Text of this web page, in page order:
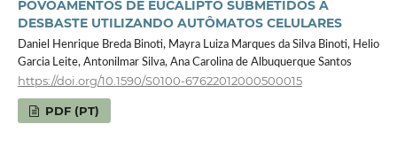
POVOAMENTOS DE EUCALIPTO SUBMETIDOS A
DESBASTE UTILIZANDO AUTÔMATOS CELULARES
Daniel Henrique Breda Binoti, Mayra Luiza Marques da Silva Binoti, Helio
Garcia Leite, Antonilmar Silva, Ana Carolina de Albuquerque Santos
https://doi.org/10.1590/S0100-67622012000500015
PDF (PT)